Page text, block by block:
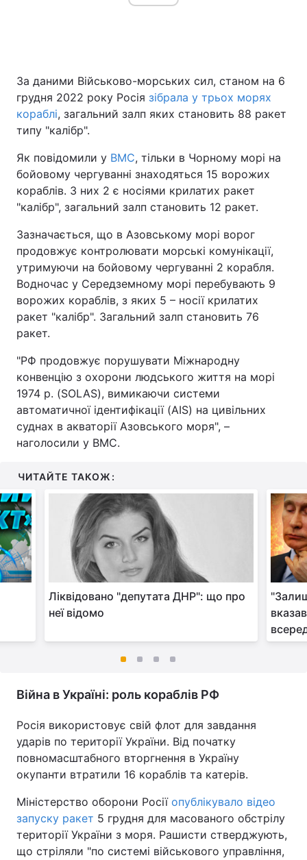
За даними Військово-морських сил, станом на 6
грудня 2022 року Росія зібрала у трьох морях
кораблі, загальний залп яких становить 88 ракет
типу "калібр".
Як повідомили у ВМС, тільки в Чорному морі на
бойовому чергуванні знаходяться 15 ворожих
кораблів. З них 2 є носіями крилатих ракет
"калібр", загальний залп становить 12 ракет.
Зазначається, що в Азовському морі ворог
продовжує контролювати морські комунікації,
утримуючи на бойовому чергуванні 2 корабля.
Водночас у Середземному морі перебувають 9
ворожих кораблів, з яких 5 – носії крилатих
ракет "калібр". Загальний залп становить 76
ракет.
"РФ продовжує порушувати Міжнародну
конвенцію з охорони людського життя на морі
1974 р. (SOLAS), вимикаючи системи
автоматичної ідентифікації (AIS) на цивільних
суднах в акваторії Азовського моря", –
наголосили у ВМС.
ЧИТАЙТЕ ТАКОЖ:
Ліквідовано "депутата ДНР": що про
неї відомо
Війна в Україні: роль кораблів РФ
Росія використовує свій флот для завдання
ударів по території України. Від початку
повномасштабного вторгнення в Україну
окупанти втратили 16 кораблів та катерів.
Міністерство оборони Росії опублікувало відео
запуску ракет 5 грудня для масованого обстрілу
території України з моря. Рашисти стверджують,
що стріляли "по системі військового управління,